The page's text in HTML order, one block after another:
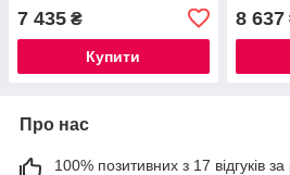
7 435 ₴
Купити
8 637
Про нас
100% позитивних з 17 відгуків за